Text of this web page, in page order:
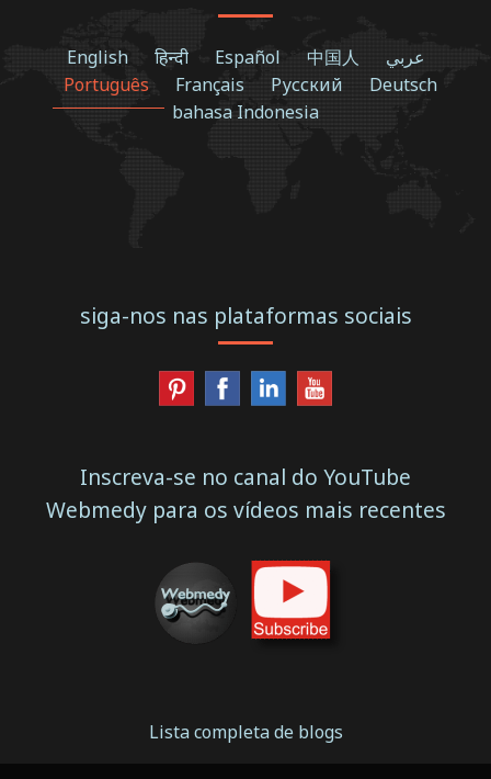
English हिन्दी Español 中国人
عربي
Português
Français Русский
Deutsch
bahasa Indonesia
siga-nos nas plataformas sociais
Inscreva-se no canal do YouTube
Webmedy para os vídeos mais recentes
Lista completa de blogs